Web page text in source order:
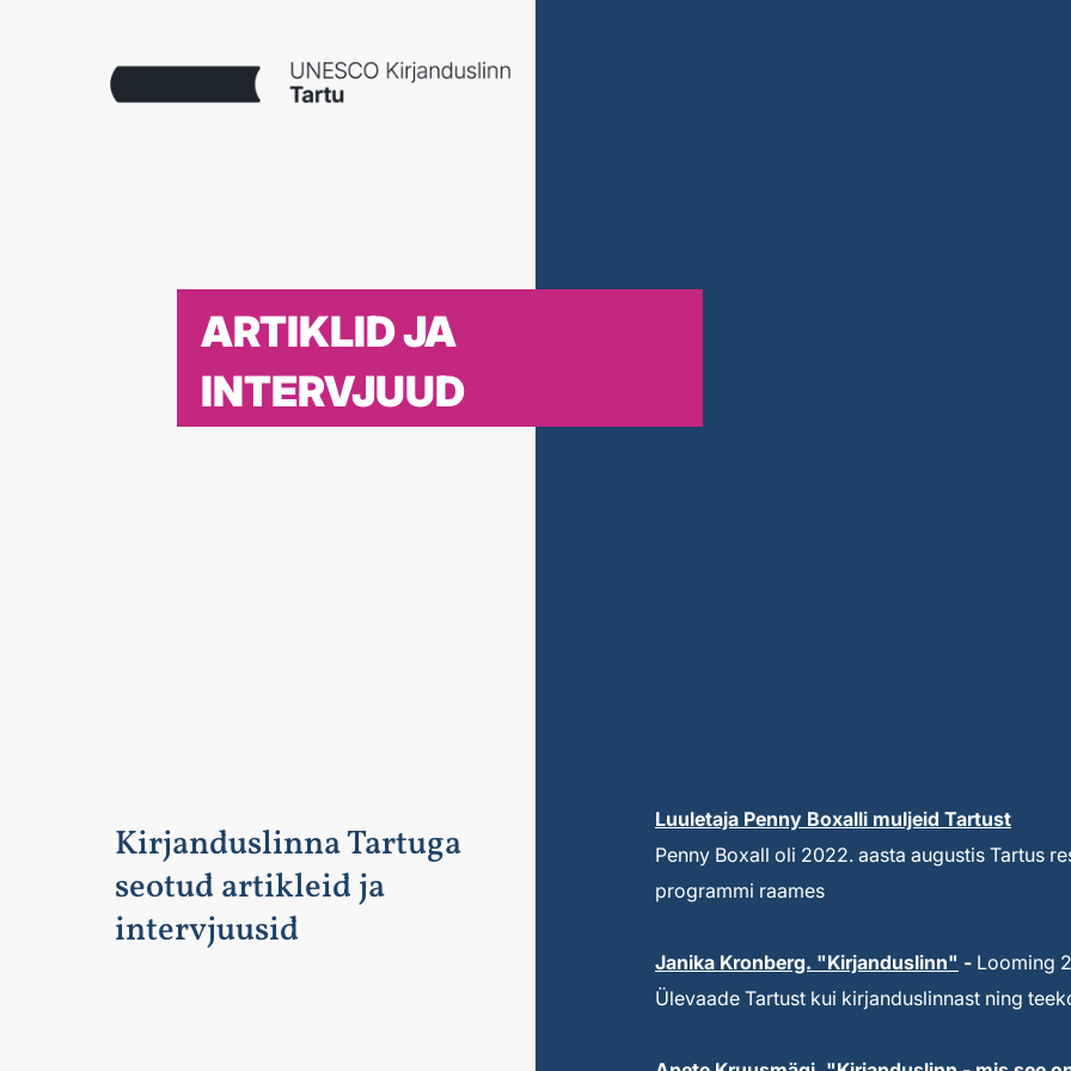
ARTIKLID JA
INTERVJUUD
Kirjanduslinna Tartuga
seotud artikleid ja
intervjuusid
Luuletaja Penny Boxalli muljeid Tartust
Penny Boxall oli 2022. aasta augustis Tartus
programmi raames
Janika Kronberg. "Kirjanduslinn" -Looming
Ülevaade Tartust kui kirjanduslinnast ning